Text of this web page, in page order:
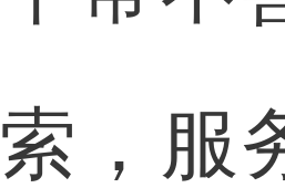
，服